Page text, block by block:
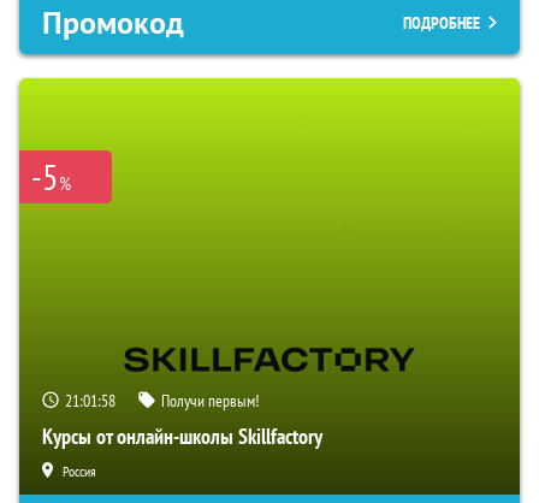
Промокод ПОДРОБНЕЕ
-5%
21:01:57 Получи первым!
Курсы от онлайн-школы Skillfactory
Россия